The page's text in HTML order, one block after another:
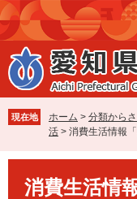
ペ
ー
ジ
の
先
で
す
メ
ニ
ュ
ー
を
ば
し
本
現在地 ホーム > 分類から
活 > 消費生活情報
消費生活情